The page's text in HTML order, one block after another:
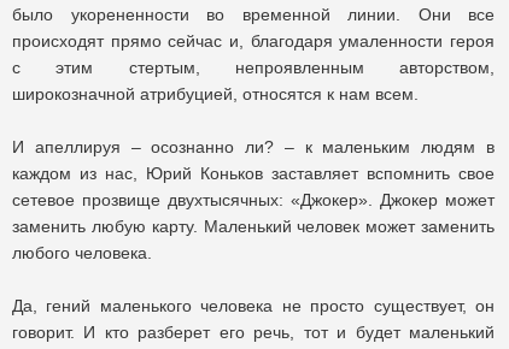
было укорененности во временной линии. Они все
происходят прямо сейчас и, благодаря умаленности героя
с этим стертым, непроявленным авторством,
широкозначной атрибуцией, относятся к нам всем.
И апеллируя – осознанно ли? – к маленьким людям в
каждом из нас, Юрий Коньков заставляет вспомнить свое
сетевое прозвище двухтысячных: «Джокер». Джокер может
заменить любую карту. Маленький человек может заменить
любого человека.
Да, гений маленького человека не просто существует, он
говорит. И кто разберет его речь, тот и будет маленький